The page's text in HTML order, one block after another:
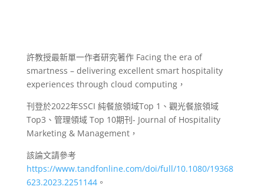
許教授最新單一作者研究著作 Facing the era of
smartness – delivering excellent smart hospitality
experiences through cloud computing，
刊登於2022年SSCI 純餐旅領域Top 1、觀光餐旅領域
Top3、管理領域 Top 10期刊- Journal of Hospitality
Marketing & Management，
該論文請參考
https://www.tandfonline.com/doi/full/10.1080/19368
623.2023.2251144。